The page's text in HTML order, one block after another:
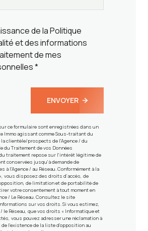
de la Politique
et des informations
de mes
*
ENVOYER
ce formulaire sont enregistrées dans un
Immo agissant comme Sous-traitant du
clientèle/prospects de l'Agence / du
du Traitement de vos Données
traitement repose sur l'intérêt légitime de
conservées jusqu'à demande de
l'Agence / au Réseau. Conformément à la
vous disposez des droits d’accès, de
de limitation et de portabilité de
votre consentement à tout moment en
/ Le Réseau. Consultez le site
sur vos droits. Si vous estimez,
le Réseau, que vos droits « Informatique et
vous pouvez adresser une réclamation à
l’existence de la liste d'opposition au